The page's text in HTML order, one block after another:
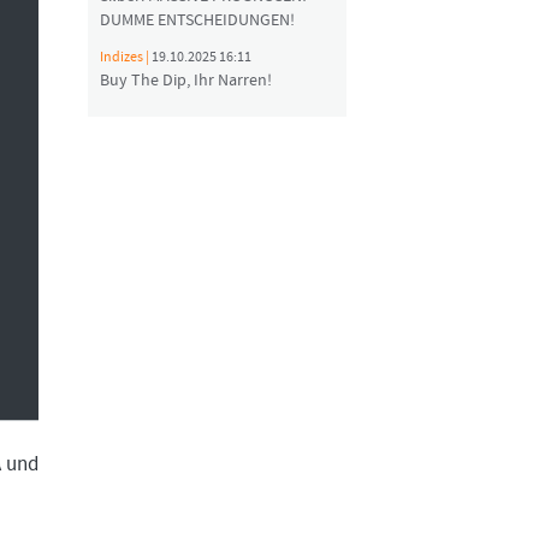
und
DUMME ENTSCHEIDUNGEN!
Indizes | 19.10.2025 16:11
Buy The Dip, Ihr Narren!